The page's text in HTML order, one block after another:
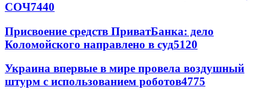
СОЧ7440
Присвоение средств ПриватБанка: дело
Коломойского направлено в суд5120
Украина впервые в мире провела воздушный
штурм с использованием роботов4775